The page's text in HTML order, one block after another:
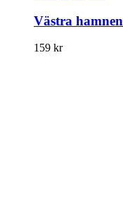
Västra hamnen
159 kr